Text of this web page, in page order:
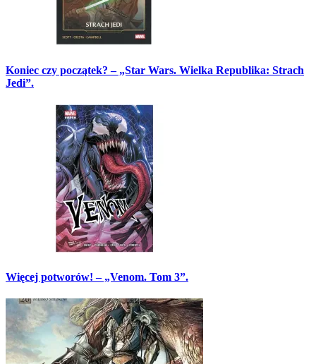
Koniec czy początek? – „Star Wars. Wielka Republika: Strach
Jedi”.
Więcej potworów! – „Venom. Tom 3”.